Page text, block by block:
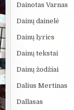
Dainotas Varnas
Dainų dainelė
Dainų lyrics
Dainų tekstai
Dainų žodžiai
Dalius Mertinas
Dallasas